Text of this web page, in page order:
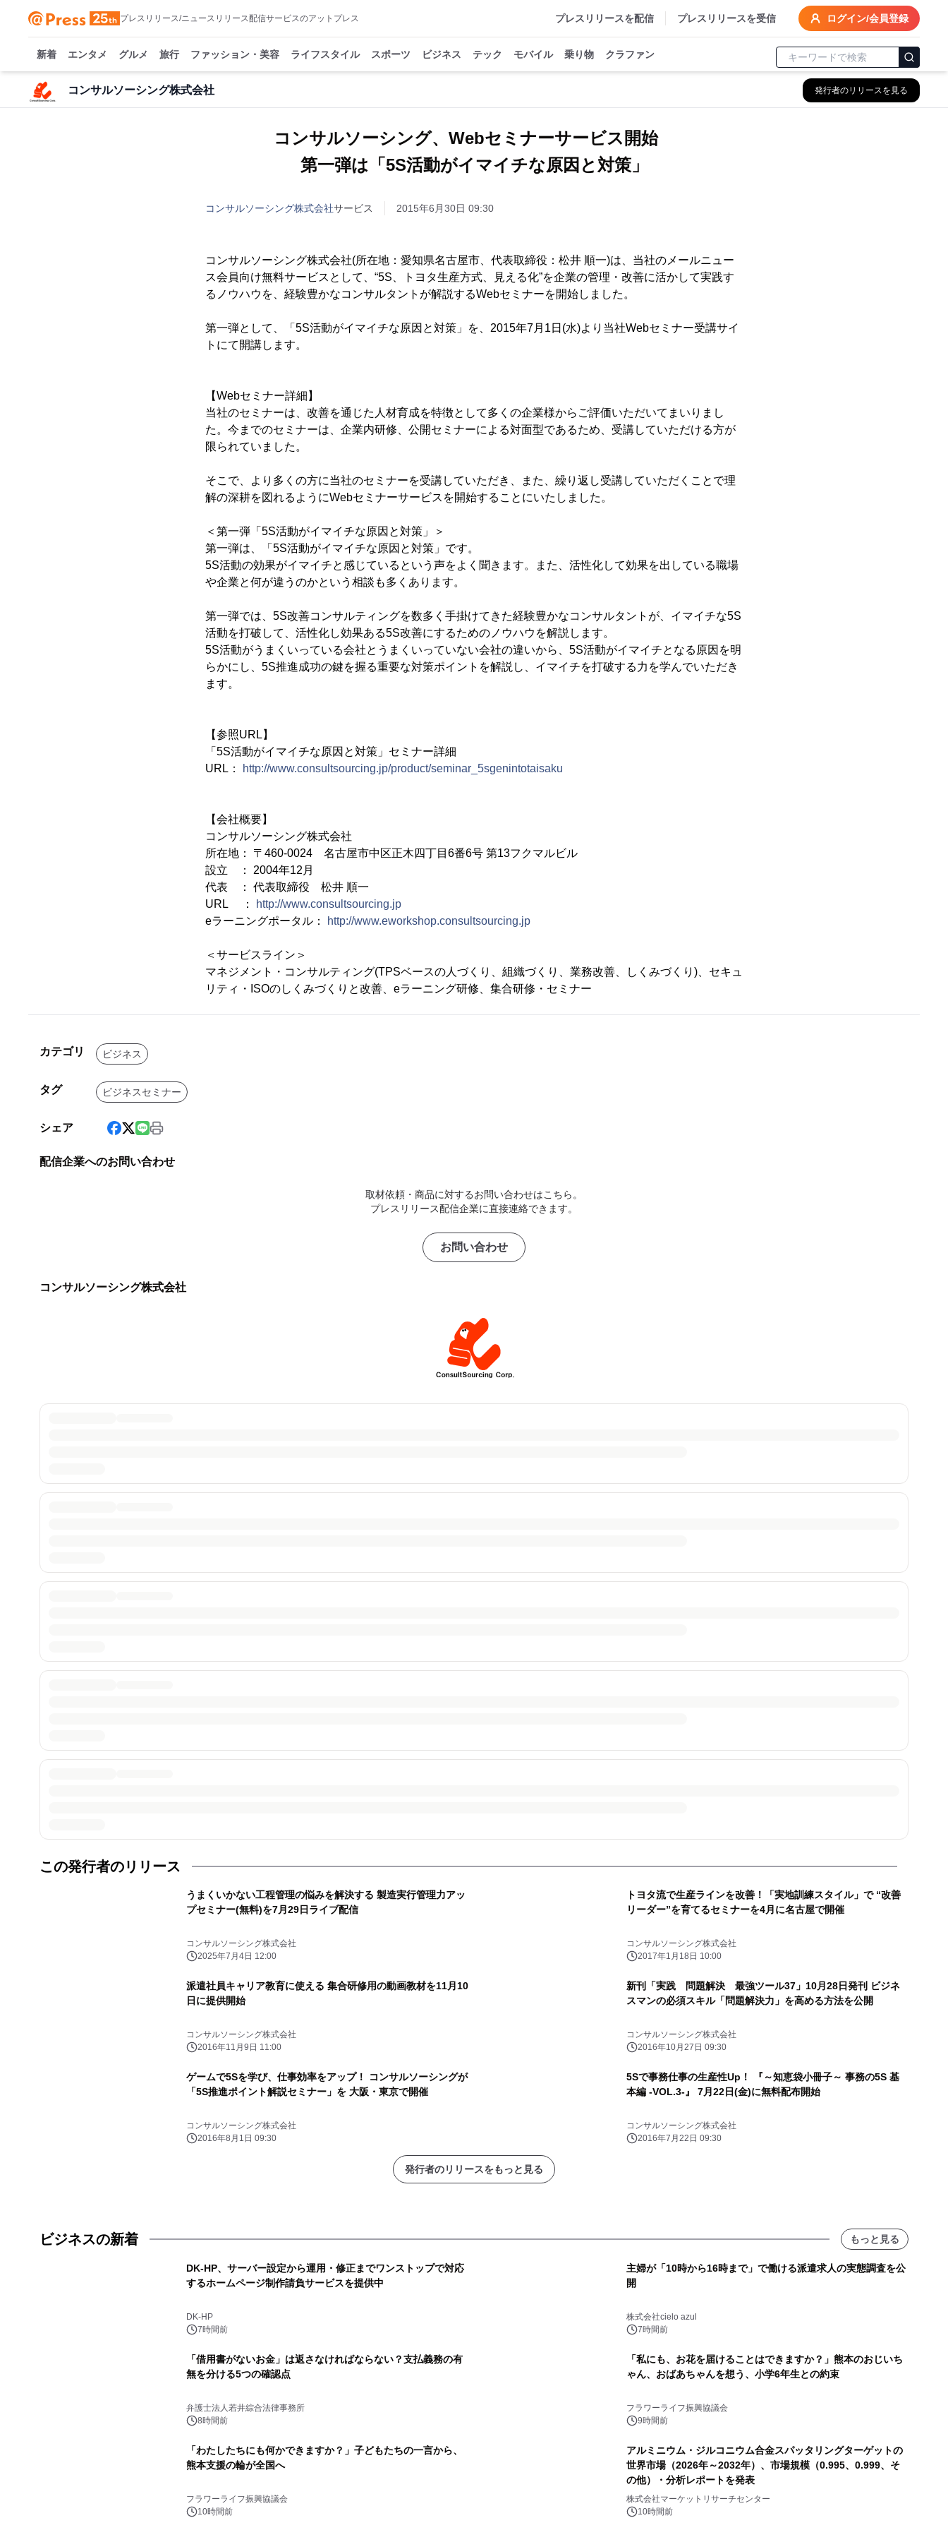
プレスリリース/ニュースリリース配信サービスのアットプレス プレスリリースを配信 プレスリリースを受信 ログイン/会員登録
新着 エンタメ グルメ 旅行 ファッション・美容 ライフスタイル スポーツ ビジネス テック モバイル 乗り物 クラファン
コンサルソーシング株式会社 発行者のリリースを見る
コンサルソーシング、Webセミナーサービス開始
第一弾は「5S活動がイマイチな原因と対策」
コンサルソーシング株式会社サービス 2015年6月30日 09:30
コンサルソーシング株式会社(所在地：愛知県名古屋市、代表取締役：松井 順一)は、当社のメールニュー
ス会員向け無料サービスとして、“5S、トヨタ生産方式、見える化”を企業の管理・改善に活かして実践す
るノウハウを、経験豊かなコンサルタントが解説するWebセミナーを開始しました。
第一弾として、「5S活動がイマイチな原因と対策」を、2015年7月1日(水)より当社Webセミナー受講サイ
トにて開講します。
【Webセミナー詳細】
当社のセミナーは、改善を通じた人材育成を特徴として多くの企業様からご評価いただいてまいりまし
た。今までのセミナーは、企業内研修、公開セミナーによる対面型であるため、受講していただける方が
限られていました。
そこで、より多くの方に当社のセミナーを受講していただき、また、繰り返し受講していただくことで理
解の深耕を図れるようにWebセミナーサービスを開始することにいたしました。
＜第一弾「5S活動がイマイチな原因と対策」＞
第一弾は、「5S活動がイマイチな原因と対策」です。
5S活動の効果がイマイチと感じているという声をよく聞きます。また、活性化して効果を出している職場
や企業と何が違うのかという相談も多くあります。
第一弾では、5S改善コンサルティングを数多く手掛けてきた経験豊かなコンサルタントが、イマイチな5S
活動を打破して、活性化し効果ある5S改善にするためのノウハウを解説します。
5S活動がうまくいっている会社とうまくいっていない会社の違いから、5S活動がイマイチとなる原因を明
らかにし、5S推進成功の鍵を握る重要な対策ポイントを解説し、イマイチを打破する力を学んでいただき
ます。
【参照URL】
「5S活動がイマイチな原因と対策」セミナー詳細
URL：
http://www.consultsourcing.jp/product/seminar_5sgenintotaisaku
【会社概要】
コンサルソーシング株式会社
所在地： 〒460-0024 名古屋市中区正木四丁目6番6号 第13フクマルビル
設立 ： 2004年12月
代表 ： 代表取締役 松井 順一
URL ：
http://www.consultsourcing.jp
eラーニングポータル：
http://www.eworkshop.consultsourcing.jp
＜サービスライン＞
マネジメント・コンサルティング(TPSベースの人づくり、組織づくり、業務改善、しくみづくり)、セキュ
リティ・ISOのしくみづくりと改善、eラーニング研修、集合研修・セミナー
カテゴリ ビジネス
タグ ビジネスセミナー
シェア
配信企業へのお問い合わせ
取材依頼・商品に対するお問い合わせはこちら。
プレスリリース配信企業に直接連絡できます。
お問い合わせ
コンサルソーシング株式会社
この発行者のリリース
うまくいかない工程管理の悩みを解決する 製造実行管理力アッ
プセミナー(無料)を7月29日ライブ配信
コンサルソーシング株式会社
2025年7月4日 12:00
トヨタ流で生産ラインを改善！「実地訓練スタイル」で “改善
リーダー”を育てるセミナーを4月に名古屋で開催
コンサルソーシング株式会社
2017年1月18日 10:00
派遣社員キャリア教育に使える 集合研修用の動画教材を11月10
日に提供開始
コンサルソーシング株式会社
2016年11月9日 11:00
新刊「実践 問題解決 最強ツール37」10月28日発刊 ビジネ
スマンの必須スキル「問題解決力」を高める方法を公開
コンサルソーシング株式会社
2016年10月27日 09:30
ゲームで5Sを学び、仕事効率をアップ！ コンサルソーシングが
「5S推進ポイント解説セミナー」を 大阪・東京で開催
コンサルソーシング株式会社
2016年8月1日 09:30
5Sで事務仕事の生産性Up！ 『～知恵袋小冊子～ 事務の5S 基
本編 -VOL.3-』 7月22日(金)に無料配布開始
コンサルソーシング株式会社
2016年7月22日 09:30
発行者のリリースをもっと見る
ビジネスの新着 もっと見る
DK-HP、サーバー設定から運用・修正までワンストップで対応
するホームページ制作請負サービスを提供中
DK-HP
7時間前
主婦が「10時から16時まで」で働ける派遣求人の実態調査を公
開
株式会社cielo azul
7時間前
「借用書がないお金」は返さなければならない？支払義務の有
無を分ける5つの確認点
弁護士法人若井綜合法律事務所
8時間前
「私にも、お花を届けることはできますか？」熊本のおじいち
ゃん、おばあちゃんを想う、小学6年生との約束
フラワーライフ振興協議会
9時間前
「わたしたちにも何かできますか？」子どもたちの一言から、
熊本支援の輪が全国へ
フラワーライフ振興協議会
10時間前
アルミニウム・ジルコニウム合金スパッタリングターゲットの
世界市場（2026年～2032年）、市場規模（0.995、0.999、そ
の他）・分析レポートを発表
株式会社マーケットリサーチセンター
10時間前